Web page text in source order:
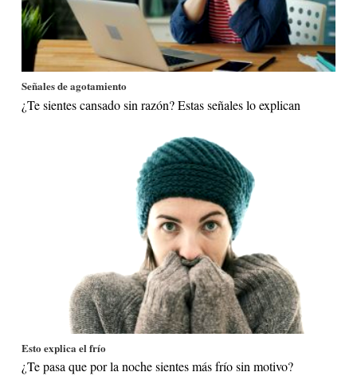
Señales de agotamiento
¿Te sientes cansado sin razón? Estas señales lo explican
Esto explica el frío
¿Te pasa que por la noche sientes más frío sin motivo?